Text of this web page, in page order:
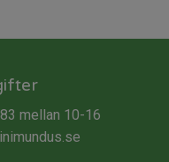
mellan 10-16